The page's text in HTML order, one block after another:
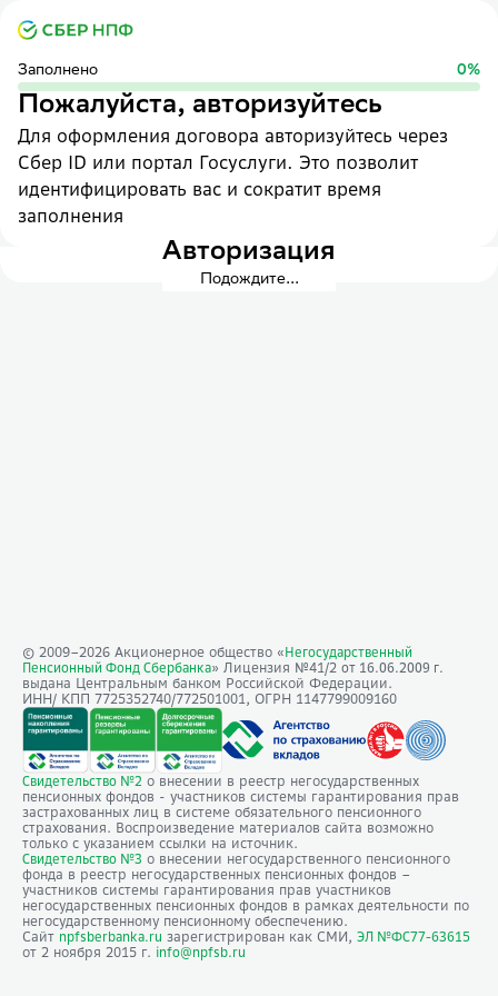
Заполнено 0%
Пожалуйста, авторизуйтесь
Для оформления договора авторизуйтесь через
Сбер ID или портал Госуслуги. Это позволит
идентифицировать вас и сократит время
заполнения
Авторизация
Подождите...
© 2009–2026 Акционерное общество « Негосударственный
Пенсионный Фонд Сбербанка» Лицензия №41/2 от 16.06.2009 г.
выдана Центральным банком Российской Федерации.
ИНН/ КПП 7725352740/772501001, ОГРН 1147799009160
Свидетельство №2 о внесении в реестр негосударственных
пенсионных фондов - участников системы гарантирования прав
застрахованных лиц в системе обязательного пенсионного
страхования. Воспроизведение материалов сайта возможно
только с указанием ссылки на источник.
Свидетельство №3 о внесении негосударственного пенсионного
фонда в реестр негосударственных пенсионных фондов –
участников системы гарантирования прав участников
негосударственных пенсионных фондов в рамках деятельности по
негосударственному пенсионному обеспечению.
Сайт npfsberbanka.ru зарегистрирован как СМИ, ЭЛ №ФС77-63615
от 2 ноября 2015 г. info@npfsb.ru